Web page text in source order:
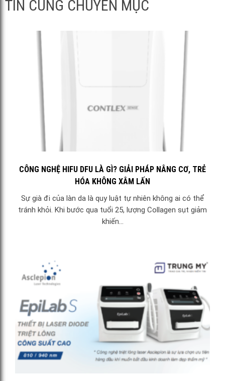
TIN CÙNG CHUYÊN MỤC
CÔNG NGHỆ HIFU DFU LÀ GÌ? GIẢI PHÁP NÂNG CƠ, TRẺ
HÓA KHÔNG XÂM LẤN
Sự già đi của làn da là quy luật tự nhiên không ai có thể
tránh khỏi. Khi bước qua tuổi 25, lượng Collagen sụt giảm
khiến...